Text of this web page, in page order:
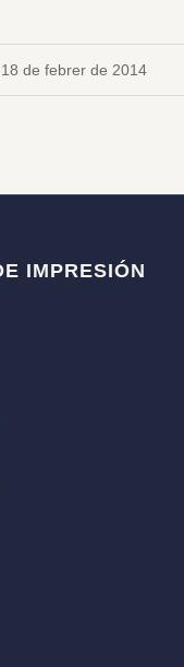
18 de febrer de 2014
IMPRESIÓN